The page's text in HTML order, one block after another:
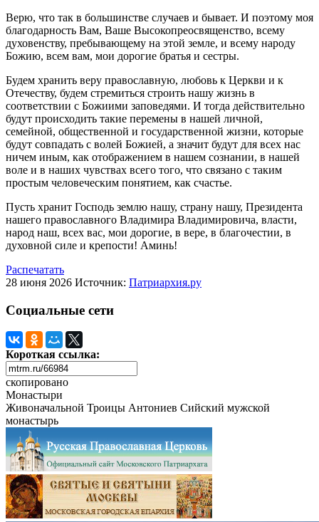
Верю, что так в большинстве случаев и бывает. И поэтому моя
благодарность Вам, Ваше Высокопреосвященство, всему
духовенству, пребывающему на этой земле, и всему народу
Божию, всем вам, мои дорогие братья и сестры.
Будем хранить веру православную, любовь к Церкви и к
Отечеству, будем стремиться строить нашу жизнь в
соответствии с Божиими заповедями. И тогда действительно
будут происходить такие перемены в нашей личной,
семейной, общественной и государственной жизни, которые
будут совпадать с волей Божией, а значит будут для всех нас
ничем иным, как отображением в нашем сознании, в нашей
воле и в наших чувствах всего того, что связано с таким
простым человеческим понятием, как счастье.
Пусть хранит Господь землю нашу, страну нашу, Президента
нашего православного Владимира Владимировича, власти,
народ наш, всех вас, мои дорогие, в вере, в благочестии, в
духовной силе и крепости! Аминь!
Распечатать
28 июня 2026 Источник: Патриархия.ру
Социальные сети
Короткая ссылка:
скопировано
Монастыри
Живоначальной Троицы Антониев Сийский мужской
монастырь